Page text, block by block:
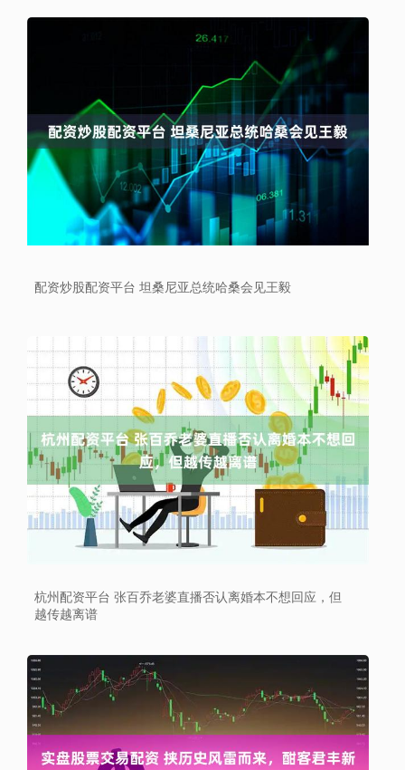
配资炒股配资平台 坦桑尼亚总统哈桑会见王毅
杭州配资平台 张百乔老婆直播否认离婚本不想回应，但
越传越离谱